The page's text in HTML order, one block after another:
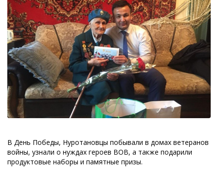
В День Победы, Нуротановцы побывали в домах ветеранов
войны, узнали о нуждах героев ВОВ, а также подарили
продуктовые наборы и памятные призы.